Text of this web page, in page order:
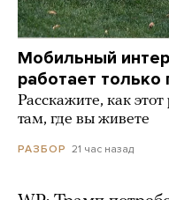
Мобильный
работает
Расскажите, как
там, где вы живете
РАЗБОР 21 час назад